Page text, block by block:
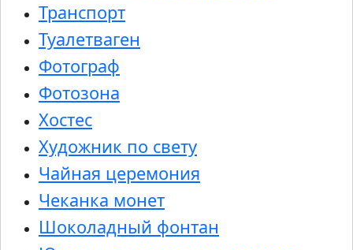
Транспорт
Туалетваген
Фотограф
Фотозона
Хостес
Художник по свету
Чайная церемония
Чеканка монет
Шоколадный фонтан